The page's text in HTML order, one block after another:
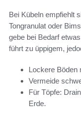
Bei Kübeln empfiehlt
Tongranulat oder
gebe bei Bedarf
führt zu üppigem,
Lockere Böden
Vermeide
Für Töpfe:
Erde.